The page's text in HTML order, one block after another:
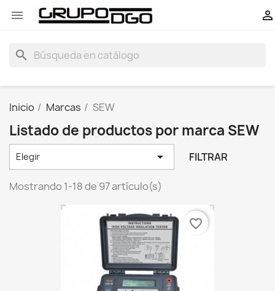
 
search
Inicio Marcas SEW
Listado de productos por marca SEW
Elegir  FILTRAR
Mostrando 1-18 de 97 artículo(s)
favorite_border